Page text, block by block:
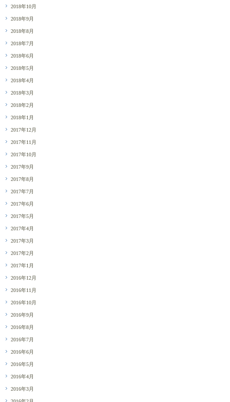
2018年10月
2018年9月
2018年8月
2018年7月
2018年6月
2018年5月
2018年4月
2018年3月
2018年2月
2018年1月
2017年12月
2017年11月
2017年10月
2017年9月
2017年8月
2017年7月
2017年6月
2017年5月
2017年4月
2017年3月
2017年2月
2017年1月
2016年12月
2016年11月
2016年10月
2016年9月
2016年8月
2016年7月
2016年6月
2016年5月
2016年4月
2016年3月